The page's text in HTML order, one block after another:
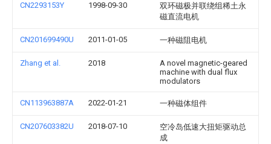
CN2293153Y 1998-09-30
双环磁极并联绕组稀土永
磁直流电机
CN201699490U 2011-01-05 一种磁阻电机
Zhang et al. 2018
A novel magnetic-geared
machine with dual flux
modulators
CN113963887A 2022-01-21 一种磁体组件
CN207603382U 2018-07-10
空冷岛低速大扭矩驱动总
成